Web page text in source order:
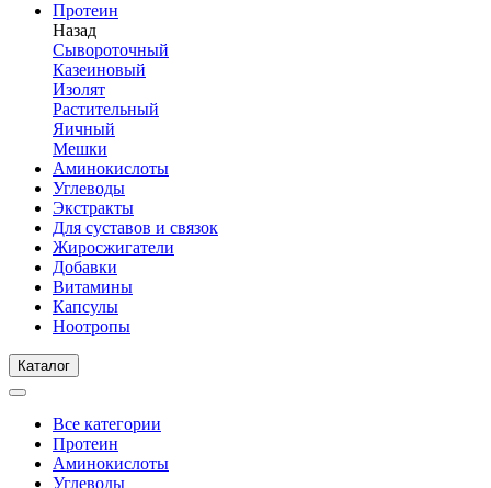
Протеин
Назад
Сывороточный
Казеиновый
Изолят
Растительный
Яичный
Мешки
Аминокислоты
Углеводы
Экстракты
Для суставов и связок
Жиросжигатели
Добавки
Витамины
Капсулы
Ноотропы
Каталог
Все категории
Протеин
Аминокислоты
Углеводы